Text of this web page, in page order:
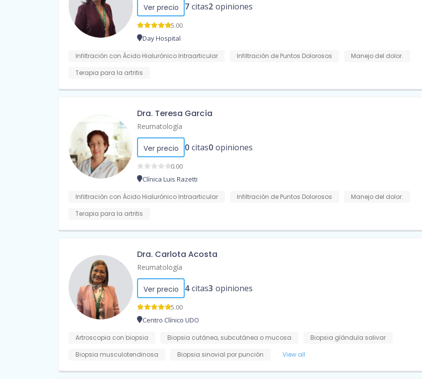
Ver precio 7 citas2 opiniones
5.00
Day Hospital
Infiltración con Ácido Hialurónico Intraarticular Infiltración de Puntos Dolorosos
Manejo del dolor.
Terapia para la artritis
Dra. Teresa García
Reumatología
Ver precio 0 citas0 opiniones
0.00
Clínica Luis Razetti
Infiltración con Ácido Hialurónico Intraarticular Infiltración de Puntos Dolorosos
Manejo del dolor.
Terapia para la artritis
Dra. Carlota Acosta
Reumatología
Ver precio 4 citas3 opiniones
5.00
Centro Clínico UDO
Artroscopia con biopsia Biopsia cutánea, subcutánea o mucosa
Biopsia glándula salivar
Biopsia musculotendinosa
Biopsia sinovial por punción View all